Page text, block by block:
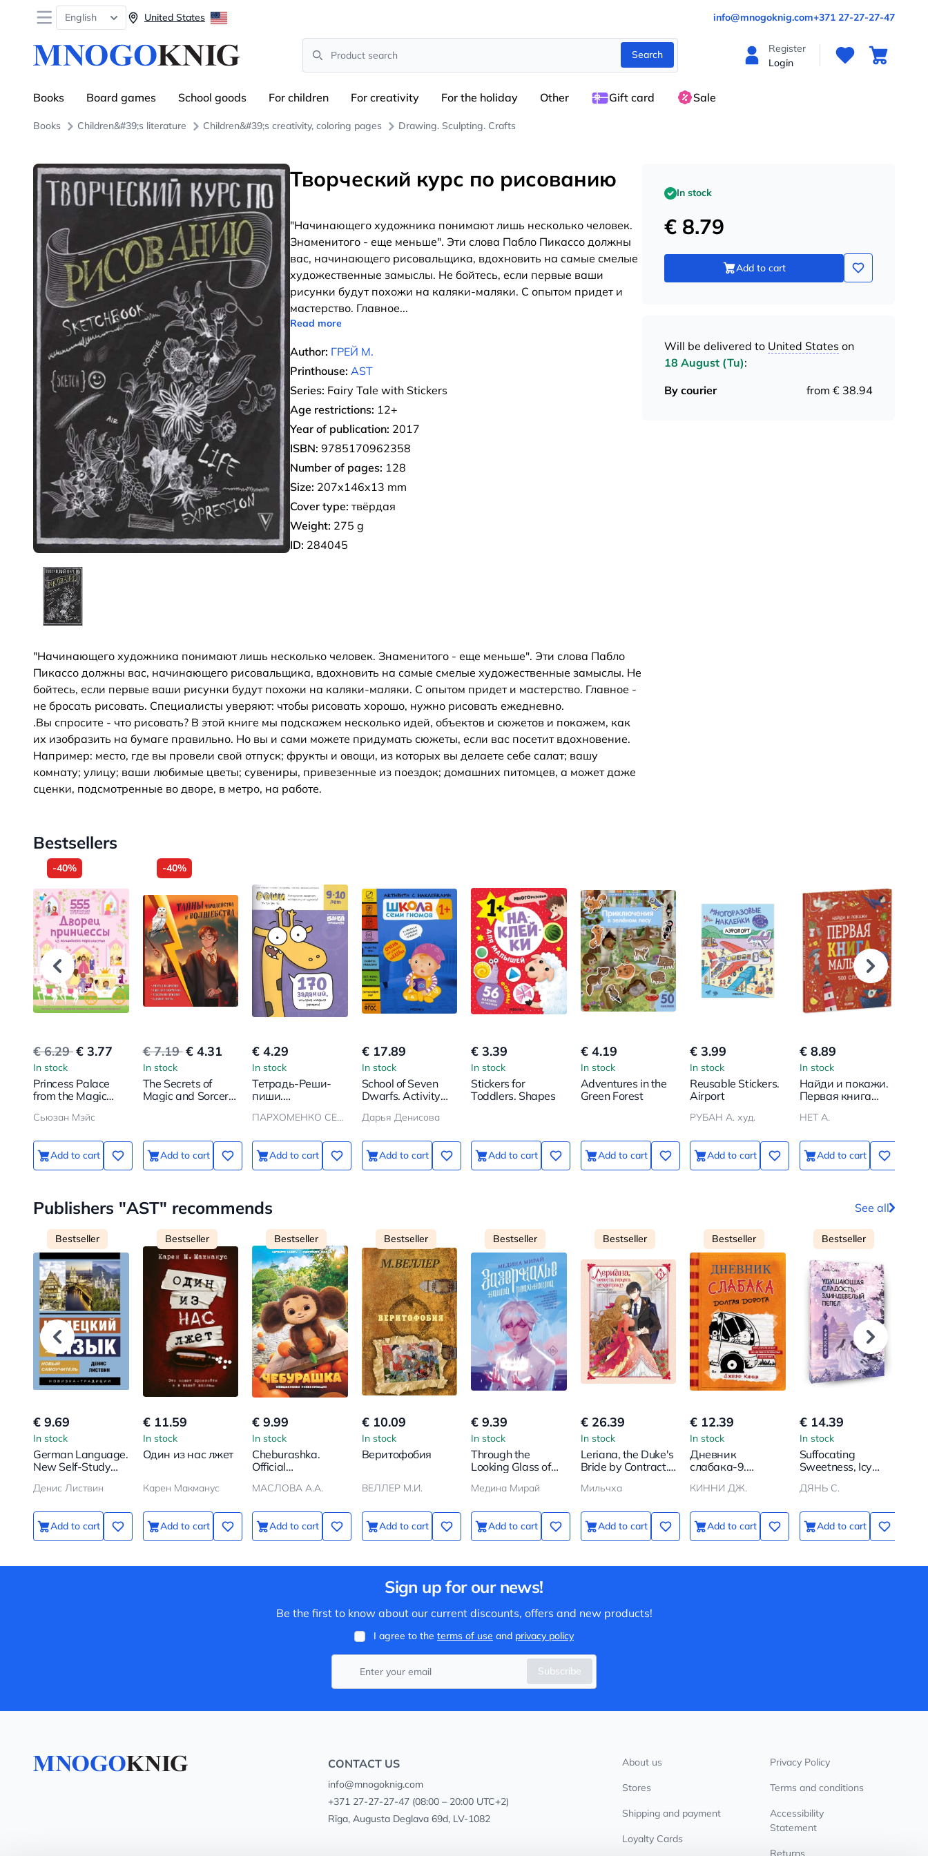
Open menu
English United States info@mnogoknig.com+371 27-27-27-47
Search
Search
Register
Login
Books Board games School goods For children For creativity For the holiday Other Gift card Sale
Books Children&#39;s literature Children&#39;s creativity, coloring pages Drawing. Sculpting. Crafts
Творческий курс по рисованию
"Начинающего художника понимают лишь несколько человек.
Знаменитого - еще меньше". Эти слова Пабло Пикассо должны
вас, начинающего рисовальщика, вдохновить на самые смелые
художественные замыслы. Не бойтесь, если первые ваши
рисунки будут похожи на каляки-маляки. С опытом придет и
мастерство. Главное...
Read more
Author: ГРЕЙ М.
Printhouse: AST
Series: Fairy Tale with Stickers
Age restrictions: 12+
Year of publication: 2017
ISBN: 9785170962358
Number of pages: 128
Size: 207x146x13 mm
Cover type: твёрдая
Weight: 275 g
ID: 284045
"Начинающего художника понимают лишь несколько человек. Знаменитого - еще меньше". Эти слова Пабло
Пикассо должны вас, начинающего рисовальщика, вдохновить на самые смелые художественные замыслы. Не
бойтесь, если первые ваши рисунки будут похожи на каляки-маляки. С опытом придет и мастерство. Главное -
не бросать рисовать. Специалисты уверяют: чтобы рисовать хорошо, нужно рисовать ежедневно.
.Вы спросите - что рисовать? В этой книге мы подскажем несколько идей, объектов и сюжетов и покажем, как
их изобразить на бумаге правильно. Но вы и сами можете придумать сюжеты, если вас посетит вдохновение.
Например: место, где вы провели свой отпуск; фрукты и овощи, из которых вы делаете себе салат; вашу
комнату; улицу; ваши любимые цветы; сувениры, привезенные из поездок; домашних питомцев, а может даже
сценки, подсмотренные во дворе, в метро, на работе.
In stock
€ 8.79
Add to cart
Will be delivered to United States on
18 August (Tu):
By courier
from € 38.94
Bestsellers
-40%
€ 6.29€ 3.77
In stock
Princess Palace
from the Magic
Сьюзан Мэйс
Add to cart
-40%
€ 7.19€ 4.31
In stock
The Secrets of
Magic and Sorcery.
Add to cart
€ 4.29
In stock
Тетрадь-Реши-
пиши.
задания для
мышления
ПАРХОМЕНКО СЕРГЕЙ ВАЛЕРЬЕВИЧ
Add to cart
€ 17.89
In stock
School of Seven
Dwarfs. Activity
1+
Дарья Денисова
Add to cart
€ 3.39
In stock
Stickers for
Toddlers. Shapes
Add to cart
€ 4.19
In stock
Adventures in the
Green Forest
Add to cart
€ 3.99
In stock
Reusable Stickers.
Airport
РУБАН А. худ.
Add to cart
€ 8.89
In stock
Найди и покажи.
Первая книга
НЕТ А.
Add to cart
Publishers "AST" recommends See all
Bestseller
€ 9.69
In stock
German Language.
New Self-Study
Денис Листвин
Add to cart
Bestseller
€ 11.59
In stock
Один из нас лжет
Карен Макманус
Add to cart
Bestseller
€ 9.99
In stock
Cheburashka.
Official
МАСЛОВА А.А.
Add to cart
Bestseller
€ 10.09
In stock
Веритофобия
ВЕЛЛЕР М.И.
Add to cart
Bestseller
€ 9.39
In stock
Through the
Looking Glass of
Медина Мирай
Add to cart
Bestseller
€ 26.39
In stock
Leriana, the Duke's
Bride by Contract.
Мильчха
Add to cart
Bestseller
€ 12.39
In stock
Дневник
слабака-9.
КИННИ ДЖ.
Add to cart
Bestseller
€ 14.39
In stock
Suffocating
Sweetness, Icy
ДЯНЬ С.
Add to cart
Sign up for our news!
Be the first to know about our current discounts, offers and new products!
I agree to the terms of use and privacy policy
Subscribe
CONTACT US
info@mnogoknig.com
+371 27-27-27-47(08:00 – 20:00 UTC+2)
Rīga, Augusta Deglava 69d, LV-1082
About us
Stores
Shipping and payment
Loyalty Cards
Privacy Policy
Terms and conditions
Accessibility
Statement
Returns